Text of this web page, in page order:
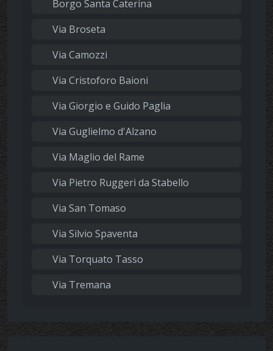
Borgo Santa Caterina
Via Broseta
Via Camozzi
Via Cristoforo Baioni
Via Giorgio e Guido Paglia
Via Guglielmo d'Alzano
Via Maglio del Rame
Via Pietro Ruggeri da Stabello
Via San Tomaso
Via Silvio Spaventa
Via Torquato Tasso
Via Tremana